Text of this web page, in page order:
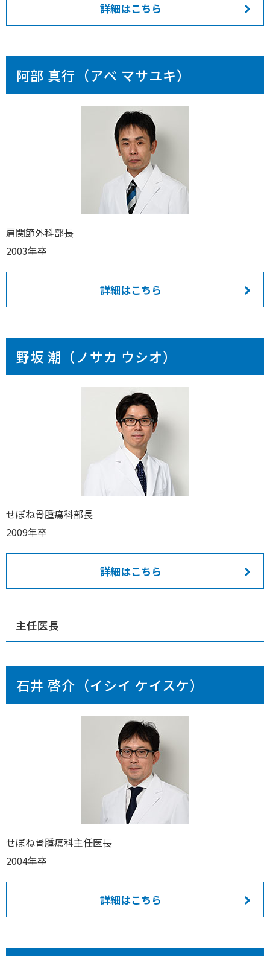
詳細はこちら
阿部 真行（アベ マサユキ）
肩関節外科部長
2003年卒
詳細はこちら
野坂 潮（ノサカ ウシオ）
せぼね骨腫瘍科部長
2009年卒
詳細はこちら
主任医長
石井 啓介（イシイ ケイスケ）
せぼね骨腫瘍科主任医長
2004年卒
詳細はこちら